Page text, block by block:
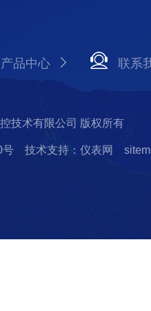
产品中心 联系
技术有限公司 版权所有
号 技术支持：仪表网